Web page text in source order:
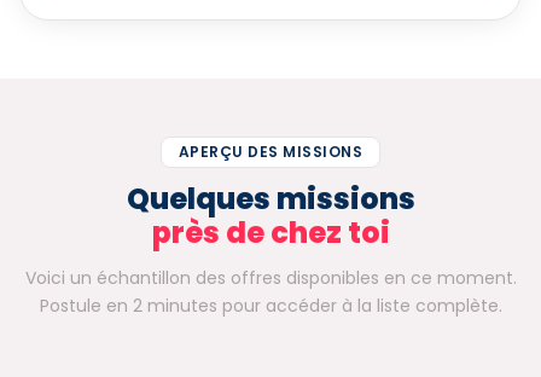
APERÇU DES MISSIONS
Quelques missions
près de chez toi
Voici un échantillon des offres disponibles en ce moment.
Postule en 2 minutes pour accéder à la liste complète.